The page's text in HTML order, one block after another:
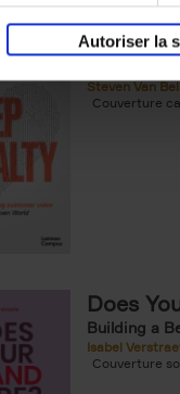
Autoriser la
Deep
Steven Van
Couverture
Does
Building a
Isabel
Couverture